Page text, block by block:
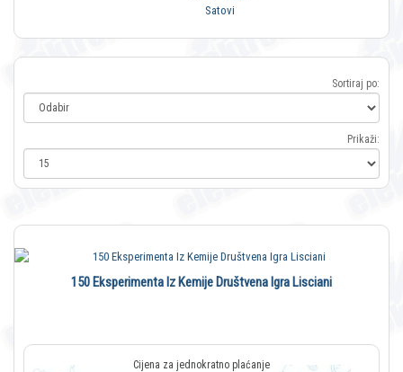
Satovi
Sortiraj po:
Prikaži:
150 Eksperimenta Iz Kemije Društvena Igra Lisciani